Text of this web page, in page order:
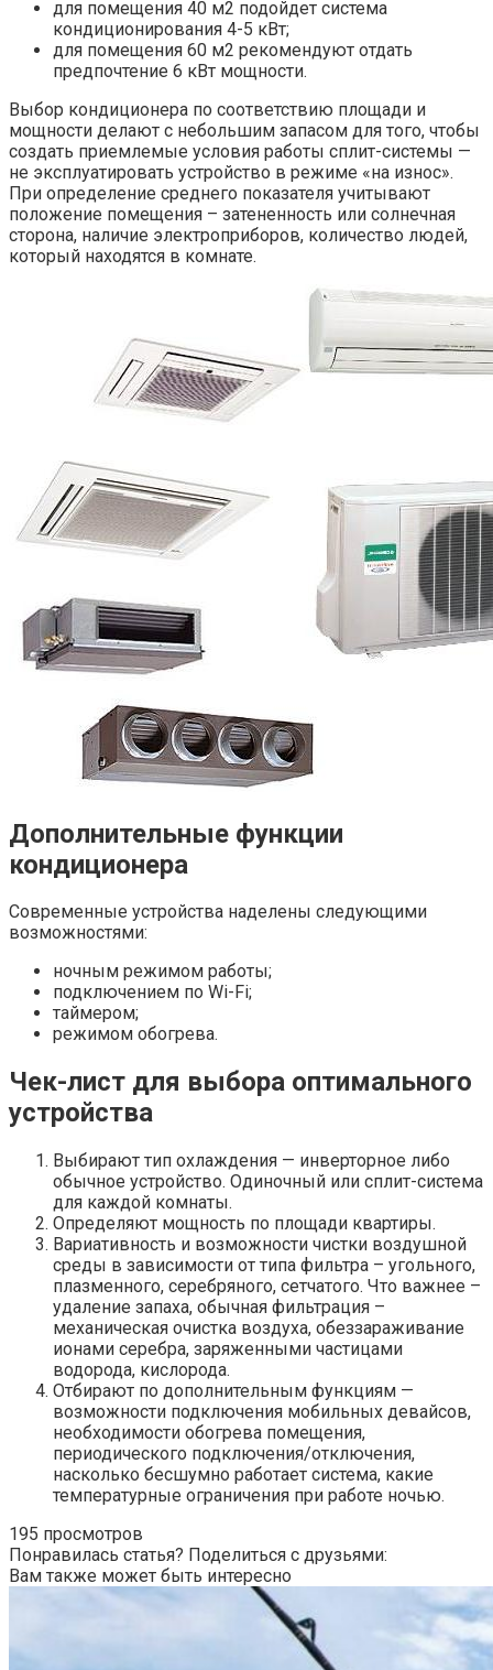
для помещения 40 м2 подойдет система
кондиционирования 4-5 кВт;
для помещения 60 м2 рекомендуют отдать
предпочтение 6 кВт мощности.
Выбор кондиционера по соответствию площади и
мощности делают с небольшим запасом для того, чтобы
создать приемлемые условия работы сплит-системы —
не эксплуатировать устройство в режиме «на износ».
При определение среднего показателя учитывают
положение помещения – затененность или солнечная
сторона, наличие электроприборов, количество людей,
который находятся в комнате.
Дополнительные функции
кондиционера
Современные устройства наделены следующими
возможностями:
ночным режимом работы;
подключением по Wi-Fi;
таймером;
режимом обогрева.
Чек-лист для выбора оптимального
устройства
Выбирают тип охлаждения — инверторное либо
обычное устройство. Одиночный или сплит-система
для каждой комнаты.
Определяют мощность по площади квартиры.
Вариативность и возможности чистки воздушной
среды в зависимости от типа фильтра – угольного,
плазменного, серебряного, сетчатого. Что важнее –
удаление запаха, обычная фильтрация –
механическая очистка воздуха, обеззараживание
ионами серебра, заряженными частицами
водорода, кислорода.
Отбирают по дополнительным функциям —
возможности подключения мобильных девайсов,
необходимости обогрева помещения,
периодического подключения/отключения,
насколько бесшумно работает система, какие
температурные ограничения при работе ночью.
195 просмотров
Понравилась статья? Поделиться с друзьями:
Вам также может быть интересно